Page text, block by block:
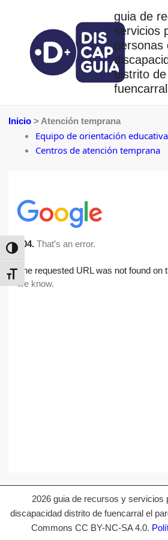
ALTERNAR ALTO CONTRASTE
ALTERNAR TAMAÑO DE LETRA
al
guia de
servicios
personas
distrito de
Inicio > Atención temprana
Equipo de orientación educativa
Centros de atención temprana
2026 guia de recursos y servicios
discapacidad distrito de fuencarral el
Commons CC BY-NC-SA 4.0.